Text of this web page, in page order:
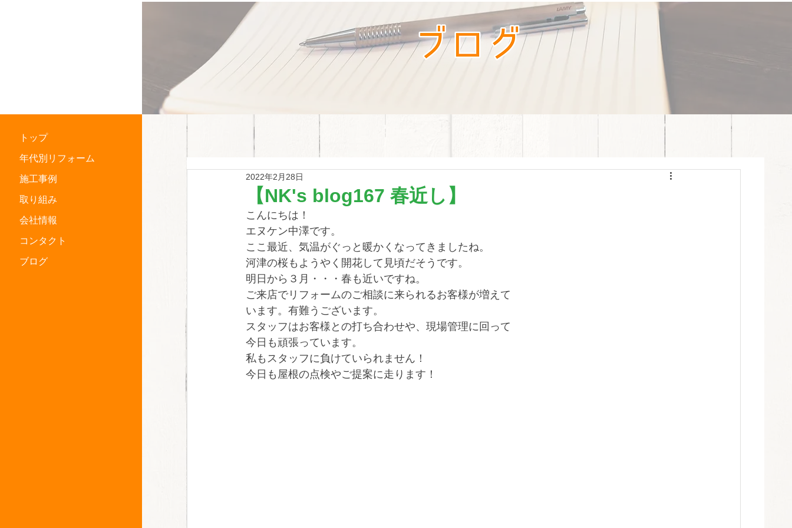
トップ
年代別リフォーム
施工事例
取り組み
会社情報
コンタクト
ブログ
【NK's blog167 春近し】
2022年2月28日
こんにちは！
エヌケン中澤です。
ここ最近、気温がぐっと暖かくなってきましたね。
河津の桜もようやく開花して見頃だそうです。
明日から３月・・・春も近いですね。
ご来店でリフォームのご相談に来られるお客様が増えて
います。有難うございます。
スタッフはお客様との打ち合わせや、現場管理に回って
今日も頑張っています。
私もスタッフに負けていられません！
今日も屋根の点検やご提案に走ります！